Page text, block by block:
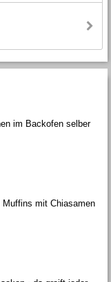
im Backofen selber
mit Chiasamen